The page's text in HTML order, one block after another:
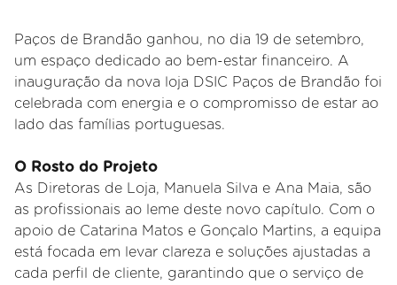
Paços de Brandão ganhou, no dia 19 de setembro,
um espaço dedicado ao bem-estar financeiro. A
inauguração da nova loja DSIC Paços de Brandão foi
celebrada com energia e o compromisso de estar ao
lado das famílias portuguesas.
O Rosto do Projeto
As Diretoras de Loja, Manuela Silva e Ana Maia, são
as profissionais ao leme deste novo capítulo. Com o
apoio de Catarina Matos e Gonçalo Martins, a equipa
está focada em levar clareza e soluções ajustadas a
cada perfil de cliente, garantindo que o serviço de